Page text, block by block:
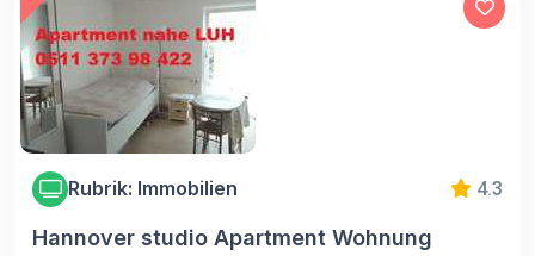
Rubrik: Immobilien 4.3
Hannover studio Apartment Wohnung